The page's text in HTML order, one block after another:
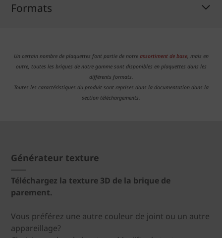
Formats
Un certain nombre de plaquettes font partie de notre assortiment de base, mais en
outre, toutes les briques de notre gamme sont disponibles en plaquettes dans les
différents formats.
Toutes les caractéristiques du produit sont reprises dans la documentation dans la
section téléchargements.
Générateur texture
Téléchargez la texture 3D de la brique de
parement.
Vous préférez une autre couleur de joint ou un autre
appareillage?